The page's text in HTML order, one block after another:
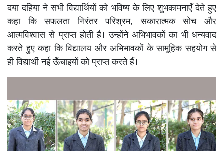
दया दहिया ने सभी विद्यार्थियों को भविष्य के लिए शुभकामनाएँ देते हुए
कहा कि सफलता निरंतर परिश्रम, सकारात्मक सोच और
आत्मविश्वास से प्राप्त होती है। उन्होंने अभिभावकों का भी धन्यवाद
करते हुए कहा कि विद्यालय और अभिभावकों के सामूहिक सहयोग से
ही विद्यार्थी नई ऊँचाइयों को प्राप्त करते हैं।